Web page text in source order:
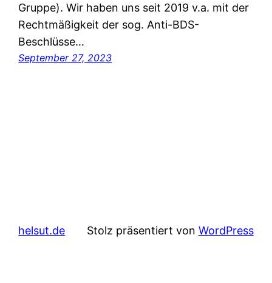
Gruppe). Wir haben uns seit 2019 v.a. mit der
Rechtmäßigkeit der sog. Anti-BDS-
Beschlüsse…
September 27, 2023
helsut.de Stolz präsentiert von WordPress